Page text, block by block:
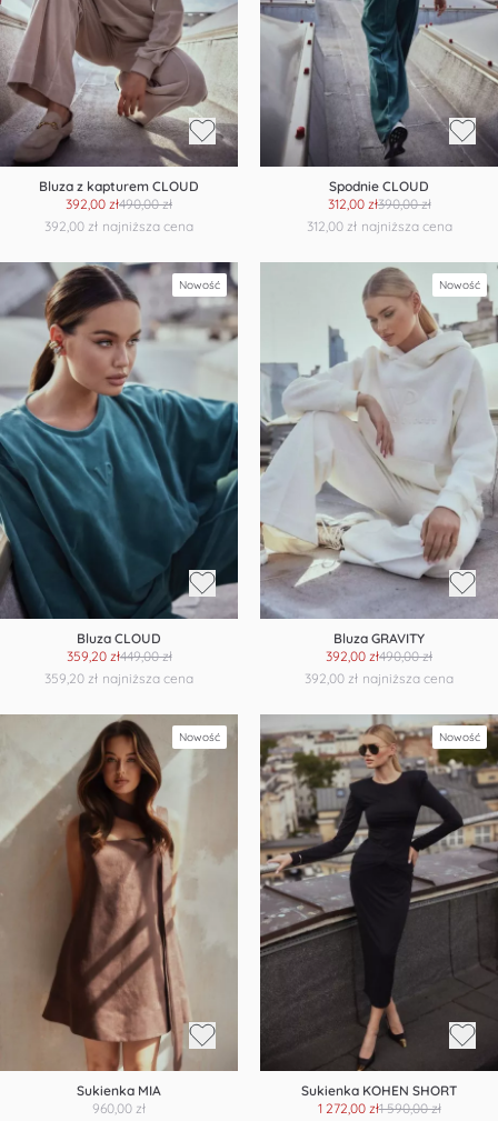
Bluza z kapturem CLOUD
392,00 zł490,00 zł
najniższa cena
392,00 zł
Spodnie CLOUD
312,00 zł390,00 zł
najniższa cena
312,00 zł
Nowość
Bluza CLOUD
359,20 zł449,00 zł
najniższa cena
359,20 zł
Nowość
Bluza GRAVITY
392,00 zł490,00 zł
najniższa cena
392,00 zł
Nowość
Sukienka MIA
960,00 zł
Nowość
Sukienka KOHEN SHORT
1 272,00 zł1 590,00 zł